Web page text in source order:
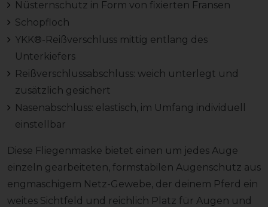
Nüsternschutz in Form von fixierten Fransen
Schopfloch
YKK®-Reißverschluss mittig entlang des
Unterkiefers
Reißverschlussabschluss: weich unterlegt und
zusätzlich gesichert
Nasenabschluss: elastisch, im Umfang individuell
einstellbar
Diese Fliegenmaske bietet einen um jedes Auge
einzeln gearbeiteten, formstabilen Augenschutz aus
engmaschigem Netz-Gewebe, der deinem Pferd ein
weites Sichtfeld und reichlich Platz für Augen und